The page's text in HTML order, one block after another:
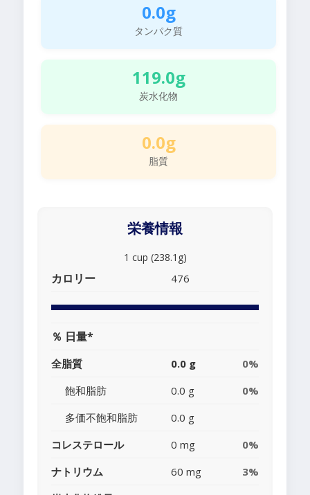
0.0g
タンパク質
119.0g
炭水化物
0.0g
脂質
栄養情報
1 cup (238.1g)
カロリー 476
％ 日量*
全脂質 0.0 g
0%
飽和脂肪
0.0 g
0%
多価不飽和脂肪
0.0 g
コレステロール
0 mg
0%
ナトリウム
60 mg
3%